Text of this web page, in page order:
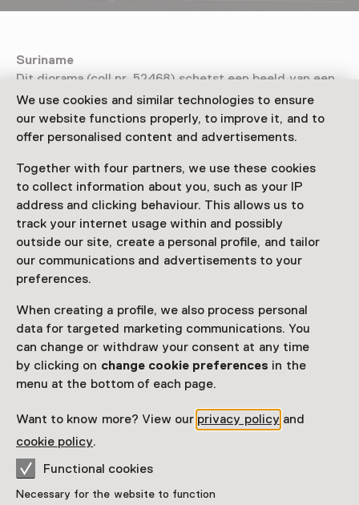
We use cookies and similar technologies to ensure
our website functions properly, to improve it, and to
offer personalised content and advertisements.
Together with four partners, we use these cookies
to collect information about you, such as your IP
address and clicking behaviour. This allows us to
track your internet usage within and possibly
outside our site, create a personal profile, and tailor
our communications and advertisements to your
preferences.
When creating a profile, we also process personal
data for targeted marketing communications. You
can change or withdraw your consent at any time
by clicking on change cookie preferences in the
menu at the bottom of each page.
Want to know more? View our privacy policy and
cookie policy.
Functional cookies
Necessary for the website to function
Suriname
Dit diorama (coll.nr. 52468) schetst een beeld van een
nederzetting van de Karaïben in Suriname. Het is in
1834 gemaakt door de kunstenaar Gerrit Schouten. Hij
werd in 1779 in Paramaribo geboren en heeft zichzelf
geworden om zijn botanische tekeningen en kijkkasten
of diorama’s die hij vanaf 1810 tot zijn dood in 1839
vervaardigde.
Dagelijks leven
Schouten ontleende de thema’s voor zijn diorama’s en
kijkkasten aan het dagelijks leven in Suriname
Suriname in het begin van de 19e eeuw. Dit diorama is
te zien inOne Planet Expovan het Museon-
Omniversum in de vitrine Cultureel erfgoed.
Location
Museon-Omniversum
Stadhouderslaan 37
Plan routeOpens in a new tab